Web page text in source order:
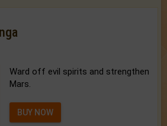
Ward off evil spirits and strengthen
Mars.
BUY NOW